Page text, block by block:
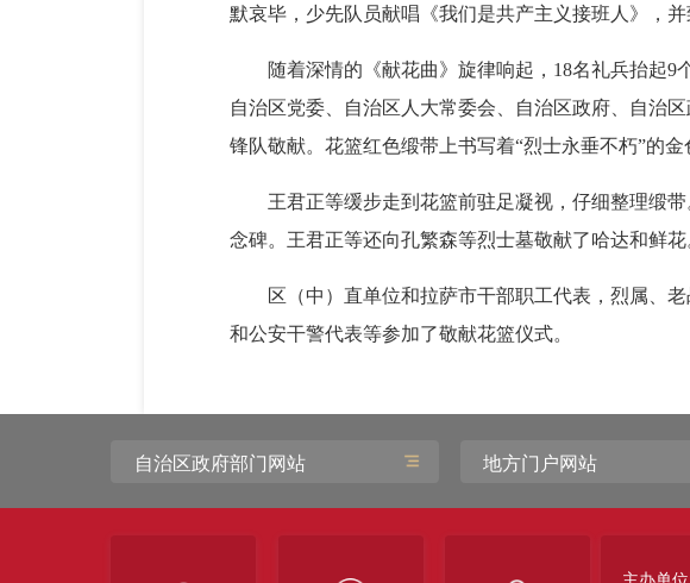
默哀毕，少先队员献唱《我们是共产主义接班人》，并
随着深情的《献花曲》旋律响起，18名礼兵抬起
自治区党委、自治区人大常委会、自治区政府、自治
锋队敬献。花篮红色缎带上书写着“烈士永垂不朽”的
王君正等缓步走到花篮前驻足凝视，仔细整理缎
念碑。王君正等还向孔繁森等烈士墓敬献了哈达和鲜花
区（中）直单位和拉萨市干部职工代表，烈属、
和公安干警代表等参加了敬献花篮仪式。
自治区政府部门网站 地方门户网站